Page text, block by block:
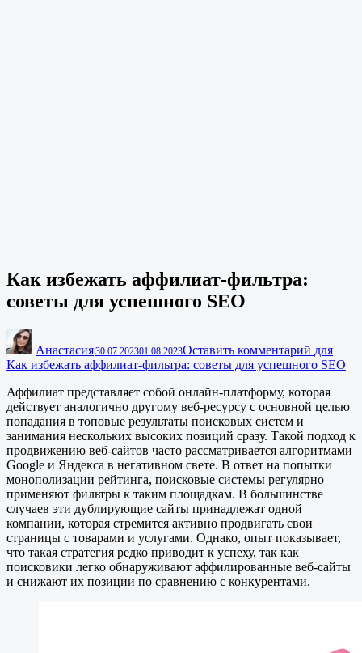
Как избежать аффилиат-фильтра:
советы для успешного SEO
Анастасия30.07.202301.08.2023Оставить комментарий для
Как избежать аффилиат-фильтра: советы для успешного SEO
Аффилиат представляет собой онлайн-платформу, которая
действует аналогично другому веб-ресурсу с основной целью
попадания в топовые результаты поисковых систем и
занимания нескольких высоких позиций сразу. Такой подход к
продвижению веб-сайтов часто рассматривается алгоритмами
Google и Яндекса в негативном свете. В ответ на попытки
монополизации рейтинга, поисковые системы регулярно
применяют фильтры к таким площадкам. В большинстве
случаев эти дублирующие сайты принадлежат одной
компании, которая стремится активно продвигать свои
страницы с товарами и услугами. Однако, опыт показывает,
что такая стратегия редко приводит к успеху, так как
поисковики легко обнаруживают аффилированные веб-сайты
и снижают их позиции по сравнению с конкурентами.